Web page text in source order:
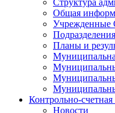
Структура
Общая
Подразделения
Планы и
Контрольно-счетная
Новости